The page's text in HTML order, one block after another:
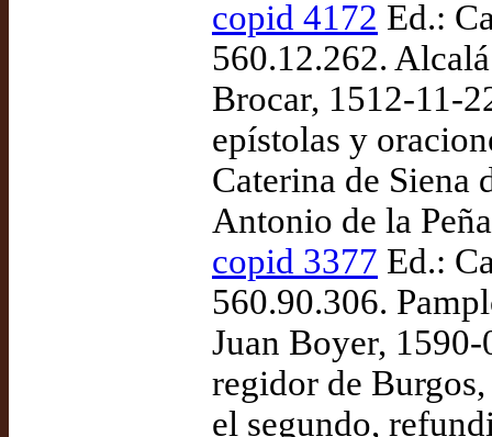
copid 4172 Ed.:
560.12.262.
Brocar, 1512-11-
epístolas y
Caterina de Siena
Antonio de la
copid 3377 Ed.:
560.90.306.
Juan Boyer,
regidor de
el segundo,